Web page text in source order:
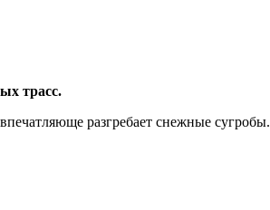
трасс.
разгребает снежные сугробы.